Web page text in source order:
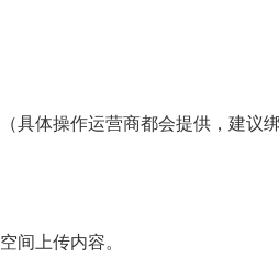
具体操作运营商都会提供，建议
间上传内容。